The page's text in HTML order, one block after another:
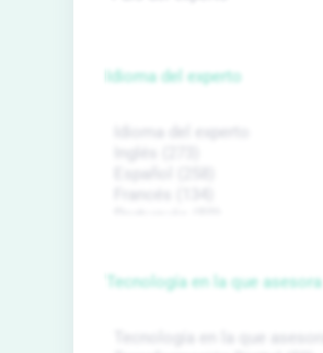
Idioma del experto
Tecnología en la que asesora